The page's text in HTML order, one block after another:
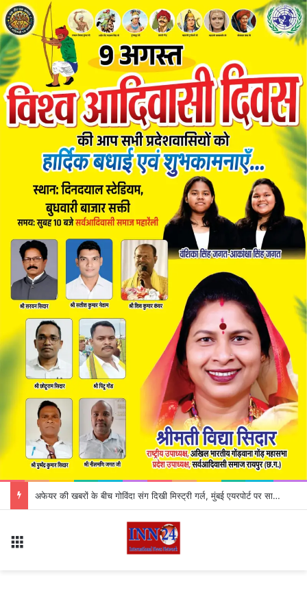
CG Liquor Shop Close : मदिरा प्रेमियों के लिए जरूरी खबर! इस दिन बंद रहेंगी सभी शराब दुकानें, कलेक्टर ने जारी किया आदेश; जानिए क्या है वजह